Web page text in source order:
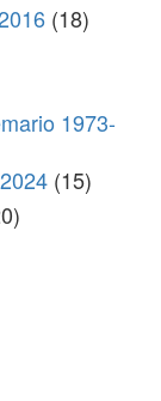
(18)
1973-
(15)